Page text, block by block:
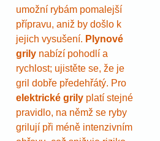
umožní rybám pomalejší
přípravu, aniž by došlo k
jejich vysušení. Plynové
grily nabízí pohodlí a
rychlost; ujistěte se, že je
gril dobře předehřátý. Pro
elektrické grily platí stejné
pravidlo, na němž se ryby
grilují při méně intenzivním